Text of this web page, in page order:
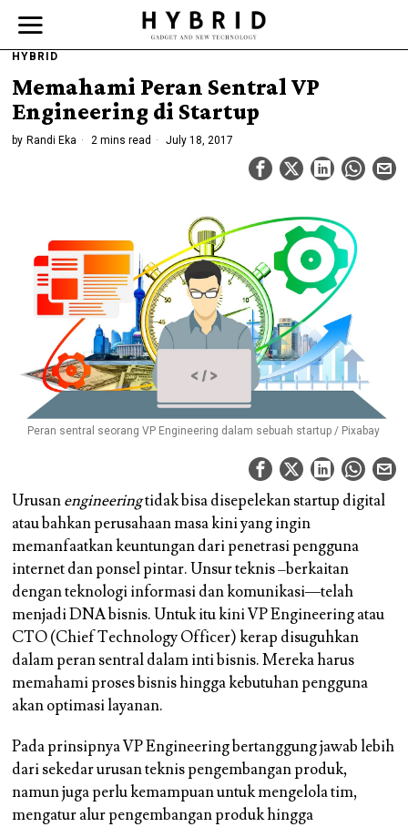
HYBRID
Memahami Peran Sentral VP
Engineering di Startup
by Randi Eka 2 mins read July 18, 2017
Peran sentral seorang VP Engineering dalam sebuah startup / Pixabay
Urusanengineeringtidak bisa disepelekan startup digital
atau bahkan perusahaan masa kini yang ingin
memanfaatkan keuntungan dari penetrasi pengguna
internet dan ponsel pintar. Unsur teknis –berkaitan
dengan teknologi informasi dan komunikasi—telah
menjadi DNA bisnis. Untuk itu kini VP Engineering atau
CTO (Chief Technology Officer) kerap disuguhkan
dalam peran sentral dalam inti bisnis. Mereka harus
memahami proses bisnis hingga kebutuhan pengguna
akan optimasi layanan.
Pada prinsipnya VP Engineering bertanggung jawab lebih
dari sekedar urusan teknis pengembangan produk,
namun juga perlu kemampuan untuk mengelola tim,
mengatur alur pengembangan produk hingga